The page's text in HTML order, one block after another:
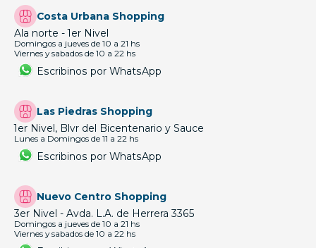
Costa Urbana Shopping
Ala norte - 1er Nivel
Domingos a jueves de 10 a 21 hs
Viernes y sabados de 10 a 22 hs
Escribinos por WhatsApp
Las Piedras Shopping
1er Nivel, Blvr del Bicentenario y Sauce
Lunes a Domingos de 11 a 22 hs
Escribinos por WhatsApp
Nuevo Centro Shopping
3er Nivel - Avda. L.A. de Herrera 3365
Domingos a jueves de 10 a 21 hs
Viernes y sabados de 10 a 22 hs